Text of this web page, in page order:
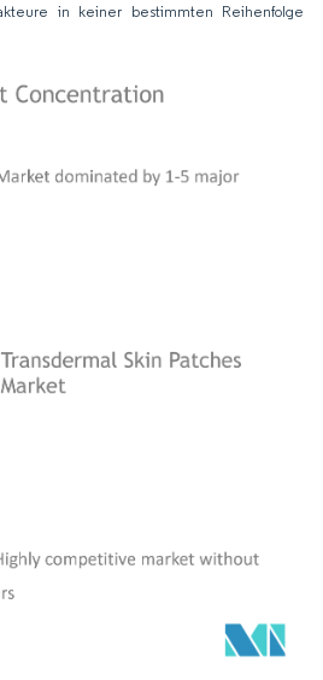
in keiner bestimmten Reihenfolge